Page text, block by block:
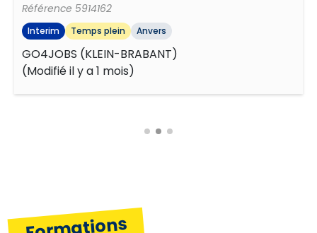
Référence 5914162
Interim Temps plein Anvers
GO4JOBS (KLEIN-BRABANT)
(Modifié il y a 1 mois)